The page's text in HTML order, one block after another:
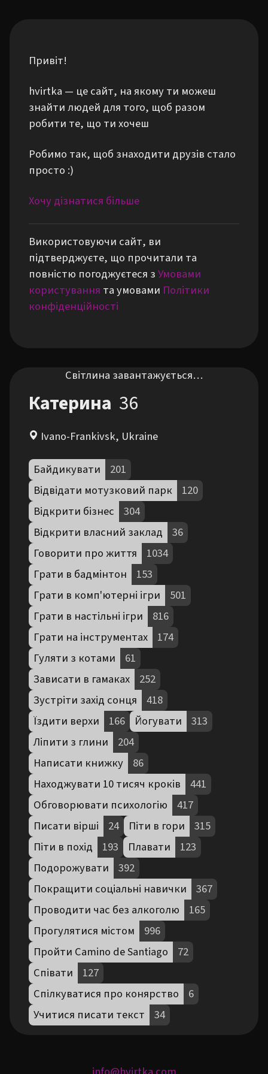
Привіт!
hvirtka — це сайт, на якому ти можеш
знайти людей для того, щоб разом
робити те, що ти хочеш
Робимо так, щоб знаходити друзів стало
просто :)
Хочу дізнатися більше
Використовуючи сайт, ви
підтверджуєте, що прочитали та
повністю погоджуєтеся зУмовами
користування та умовами Політики
конфіденційності
Світлина завантажується…
Катерина 36
Ivano-Frankivsk, Ukraine
Байдикувати
201
Відвідати мотузковий парк
120
Відкрити бізнес
304
Відкрити власний заклад
36
Говорити про життя
1034
Грати в бадмінтон
153
Грати в комп'ютерні ігри
501
Грати в настільні ігри
816
Грати на інструментах
174
Гуляти з котами
61
Зависати в гамаках
252
Зустріти захід сонця
418
Їздити верхи
166 Йогувати
313
Ліпити з глини
204
Написати книжку
86
Находжувати 10 тисяч кроків
441
Обговорювати психологію
417
Писати вірші
24 Піти в гори
315
Піти в похід
193 Плавати
123
Подорожувати
392
Покращити соціальні навички
367
Проводити час без алкоголю
165
Прогулятися містом
996
Пройти Camino de Santiago
72
Співати
127
Спілкуватися про конярство
6
Учитися писати текст
34